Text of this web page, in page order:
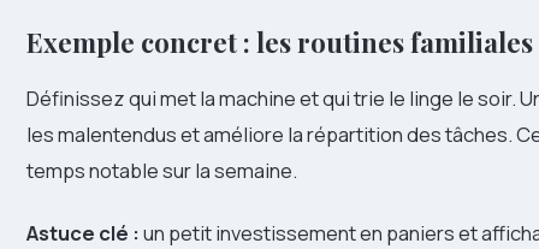
Exemple concret : les routines familiales
Définissez qui met la machine et qui trie le linge le soir.
les malentendus et améliore la répartition des tâches.
temps notable sur la semaine.
Astuce clé : un petit investissement en paniers et